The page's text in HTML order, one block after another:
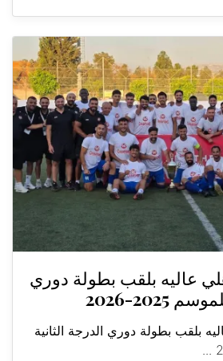
عاليه بلقب بطولة دوري
2026
بلقب بطولة دوري الدرجة الثانية